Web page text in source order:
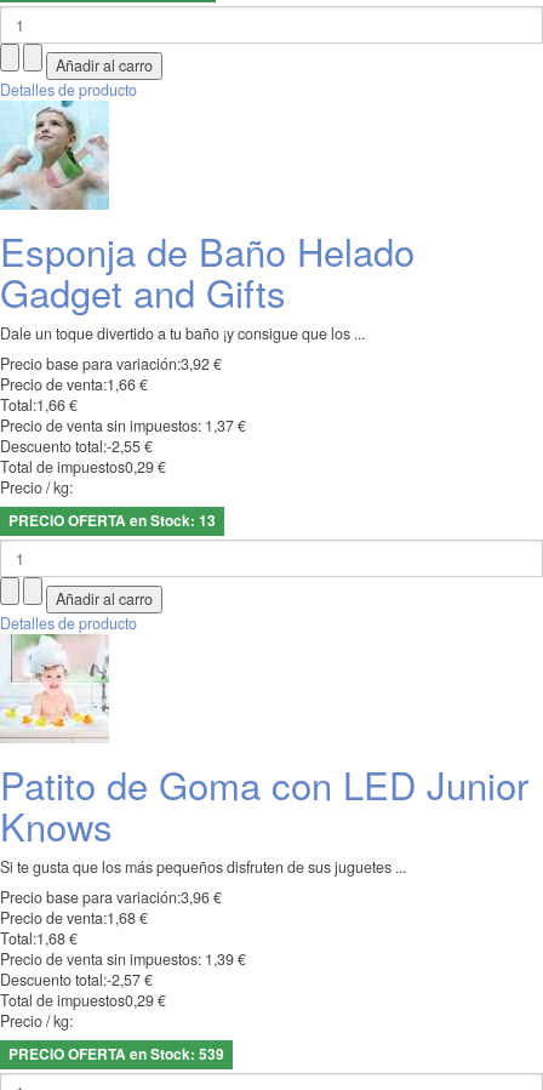
Detalles de producto
Esponja de Baño Helado
Gadget and Gifts
Dale un toque divertido a tu baño ¡y consigue que los ...
Precio base para variación:3,92 €
Precio de venta:1,66 €
Total:1,66 €
Precio de venta sin impuestos: 1,37 €
Descuento total:-2,55 €
Total de impuestos0,29 €
Precio / kg:
PRECIO OFERTA en Stock: 13
Detalles de producto
Patito de Goma con LED Junior
Knows
Si te gusta que los más pequeños disfruten de sus juguetes ...
Precio base para variación:3,96 €
Precio de venta:1,68 €
Total:1,68 €
Precio de venta sin impuestos: 1,39 €
Descuento total:-2,57 €
Total de impuestos0,29 €
Precio / kg:
PRECIO OFERTA en Stock: 539